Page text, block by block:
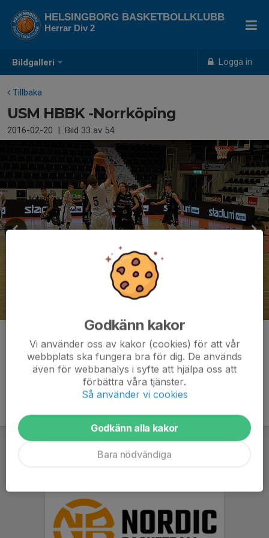
Bildgalleri Logga in
HELSINGBORG BASKETBOLLKLUBB
Herrar Div 2
Tillbaka
USM HBBK -Norrköping
2016-02-20 | Bild 33 av 54
Kommentarer
Godkänn kakor
Vi använder oss av kakor (cookies) för att vår
webbplats ska fungera bra för dig. De används
även för webbanalys i syfte att hjälpa oss att
förbättra våra tjänster.
Så använder vi cookies
Godkänn alla kakor
Bara nödvändiga